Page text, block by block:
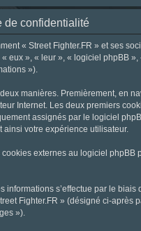
de confidentialité
« Street Fighter.FR » et ses
eux », « leur », « logiciel phpBB
»).
manières. Premièrement, en
Internet. Les deux premiers
assignés par le logiciel
votre expérience utilisateur.
externes au logiciel
informations s’effectue par le
Fighter.FR » (désigné ci-
»).